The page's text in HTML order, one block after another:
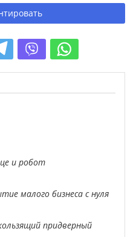
и робот
малого бизнеса с нуля
придверный